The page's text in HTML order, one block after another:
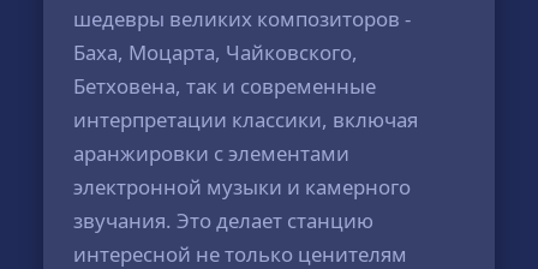
шедевры великих композиторов -
Баха, Моцарта, Чайковского,
Бетховена, так и современные
интерпретации классики, включая
аранжировки с элементами
электронной музыки и камерного
звучания. Это делает станцию
интересной не только ценителям